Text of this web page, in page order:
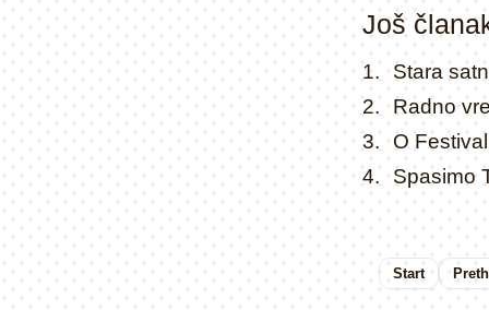
Još
Stara
Radno
O
Spasimo
Start